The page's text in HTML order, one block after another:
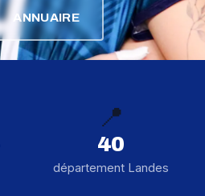
ANNUAIRE
📍
40
département Landes